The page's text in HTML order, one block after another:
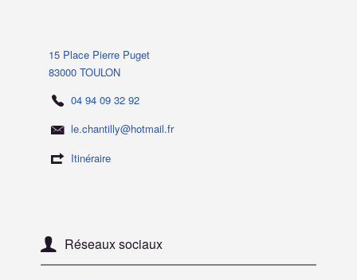
15 Place Pierre Puget
83000 TOULON
04 94 09 32 92
le.chantilly@hotmail.fr
Itinéraire
Réseaux sociaux